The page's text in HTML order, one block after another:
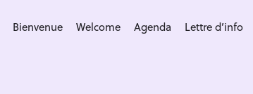
Bienvenue Welcome Agenda Lettre d’info